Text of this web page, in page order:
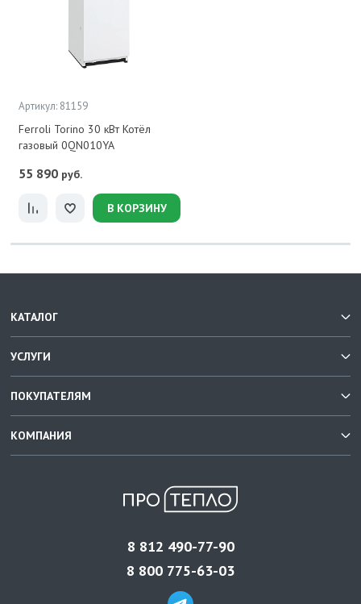
Артикул: 81159
Ferroli Torino 30 кВт Котёл
газовый 0QN010YA
55 890 руб.
В КОРЗИНУ
КАТАЛОГ
УСЛУГИ
ПОКУПАТЕЛЯМ
КОМПАНИЯ
8 812 490-77-90
8 800 775-63-03